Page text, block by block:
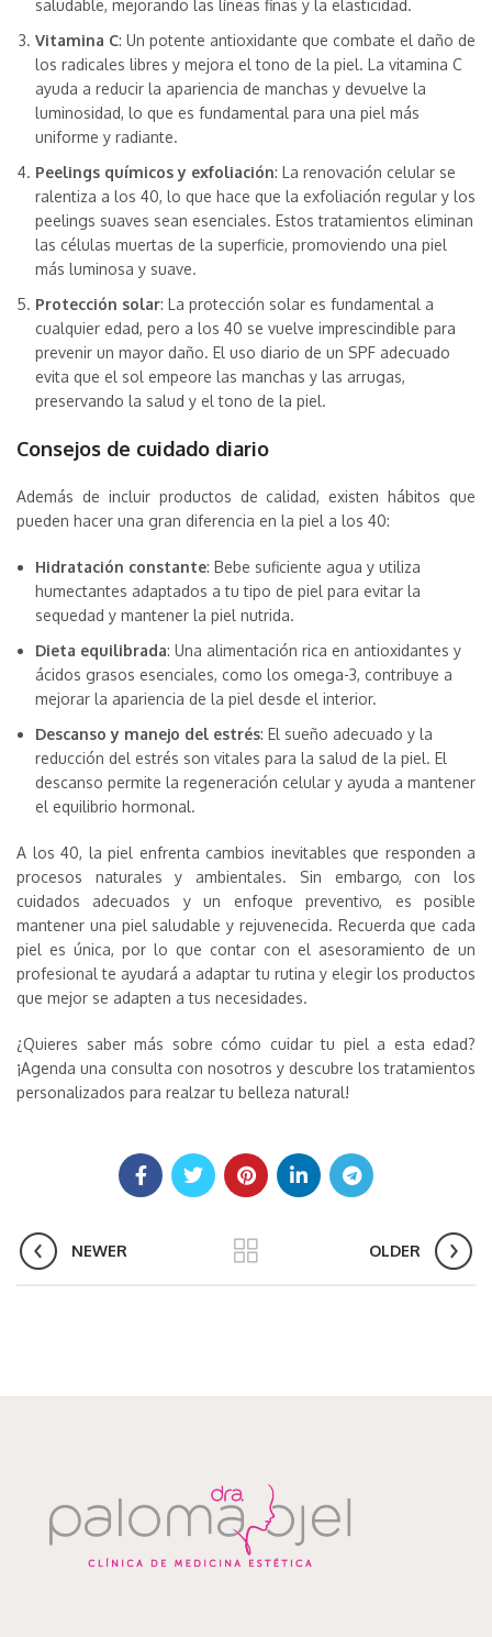
saludable, mejorando las líneas finas y la elasticidad.
Vitamina C: Un potente antioxidante que combate el daño de
los radicales libres y mejora el tono de la piel. La vitamina C
ayuda a reducir la apariencia de manchas y devuelve la
luminosidad, lo que es fundamental para una piel más
uniforme y radiante.
Peelings químicos y exfoliación: La renovación celular se
ralentiza a los 40, lo que hace que la exfoliación regular y los
peelings suaves sean esenciales. Estos tratamientos eliminan
las células muertas de la superficie, promoviendo una piel
más luminosa y suave.
Protección solar: La protección solar es fundamental a
cualquier edad, pero a los 40 se vuelve imprescindible para
prevenir un mayor daño. El uso diario de un SPF adecuado
evita que el sol empeore las manchas y las arrugas,
preservando la salud y el tono de la piel.
Consejos de cuidado diario
Además de incluir productos de calidad, existen hábitos que
pueden hacer una gran diferencia en la piel a los 40:
Hidratación constante: Bebe suficiente agua y utiliza
humectantes adaptados a tu tipo de piel para evitar la
sequedad y mantener la piel nutrida.
Dieta equilibrada: Una alimentación rica en antioxidantes y
ácidos grasos esenciales, como los omega-3, contribuye a
mejorar la apariencia de la piel desde el interior.
Descanso y manejo del estrés: El sueño adecuado y la
reducción del estrés son vitales para la salud de la piel. El
descanso permite la regeneración celular y ayuda a mantener
el equilibrio hormonal.
A los 40, la piel enfrenta cambios inevitables que responden a
procesos naturales y ambientales. Sin embargo, con los
cuidados adecuados y un enfoque preventivo, es posible
mantener una piel saludable y rejuvenecida. Recuerda que cada
piel es única, por lo que contar con el asesoramiento de un
profesional te ayudará a adaptar tu rutina y elegir los productos
que mejor se adapten a tus necesidades.
¿Quieres saber más sobre cómo cuidar tu piel a esta edad?
¡Agenda una consulta con nosotros y descubre los tratamientos
personalizados para realzar tu belleza natural!
NEWER OLDER